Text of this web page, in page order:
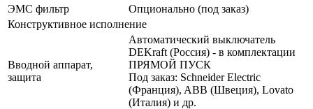
ЭМС фильтр
Опционально (под заказ)
Конструктивное исполнение
Вводной аппарат,
защита
Автоматический выключатель
DEKraft (Россия) - в комплектации
ПРЯМОЙ ПУСК
Под заказ: Schneider Electric
(Франция), ABB (Швеция), Lovato
(Италия) и др.